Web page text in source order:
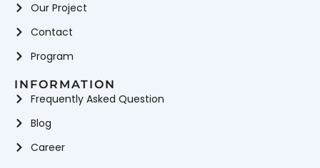
Our Project
Contact
Program
INFORMATION
Frequently Asked Question
Blog
Career